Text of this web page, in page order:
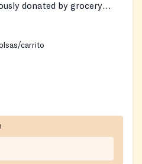
donated by grocery
carrito